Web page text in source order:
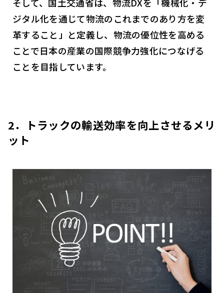
ジタル化を通じて物流のこれまでのあり方を変
革すること」と定義し、物流の優位性を高める
ことで日本の産業の国際競争力強化につなげる
ことを目指しています。
2．トラックの輸送効率を向上させるメリ
ット